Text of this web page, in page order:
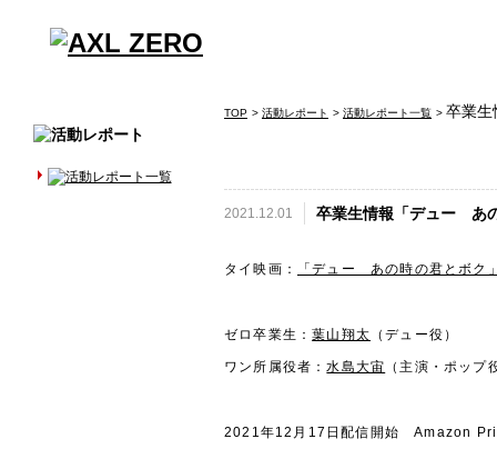
TOP > 活動レポート > 活動レポート一覧 > 卒業
2021.12.01 卒業生情報「デュー あ
タイ映画： 「デュー あの時の君とボク
ゼロ卒業生：葉山翔太 （デュー役）
ワン所属役者：水島大宙 （主演・ポップ
2021年12月17日配信開始 Amazon